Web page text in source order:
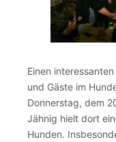
Einen
und Gäste im
Donnerstag, dem
Jähnig hielt dort
Hunden.